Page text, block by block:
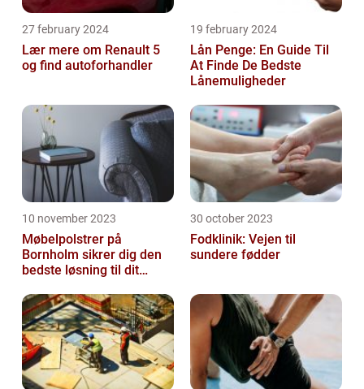
27 february 2024
Lær mere om Renault 5
og find autoforhandler
19 february 2024
Lån Penge: En Guide Til
At Finde De Bedste
Lånemuligheder
10 november 2023
Møbelpolstrer på
Bornholm sikrer dig den
bedste løsning til dit
30 october 2023
Fodklinik: Vejen til
sundere fødder